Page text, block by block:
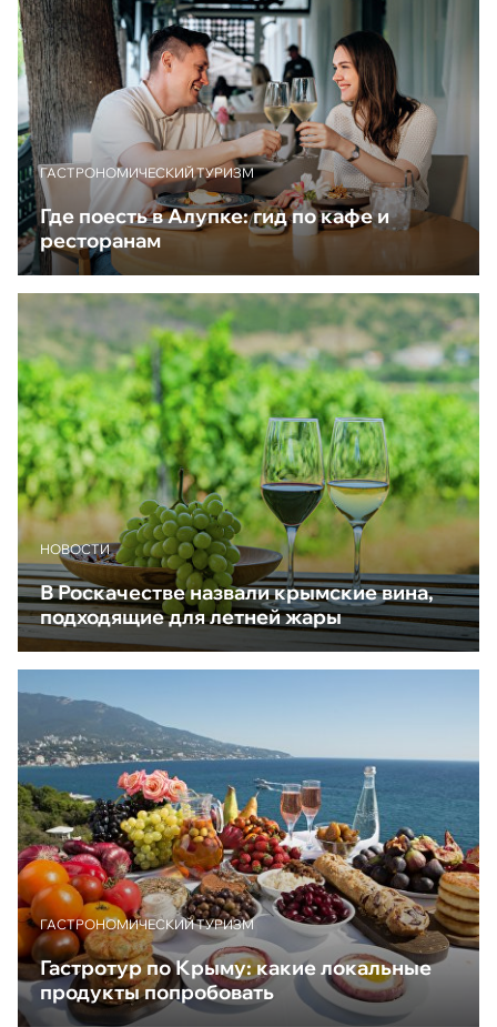
ГАСТРОНОМИЧЕСКИЙ ТУРИЗМ
Где поесть в Алупке: гид по кафе и
ресторанам
НОВОСТИ
В Роскачестве назвали крымские вина,
подходящие для летней жары
ГАСТРОНОМИЧЕСКИЙ ТУРИЗМ
Гастротур по Крыму: какие локальные
продукты попробовать